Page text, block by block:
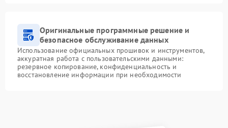
Оригинальные программные решение и
безопасное обслуживание данных
Использование официальных прошивок и инструментов,
аккуратная работа с пользовательскими данными:
резервное копирование, конфиденциальность и
восстановление информации при необходимости